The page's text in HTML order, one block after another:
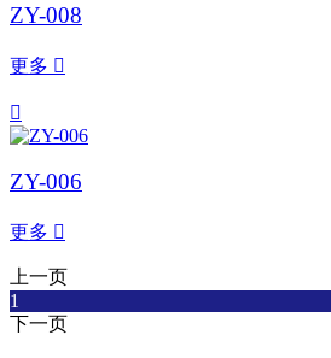
ZY-008
更多 

ZY-006
更多 
上一页
1
下一页